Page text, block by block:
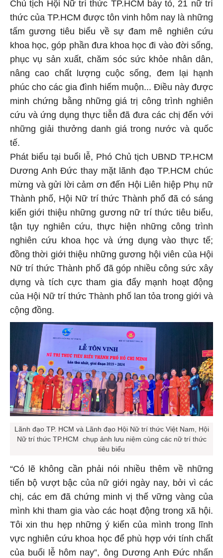
Chủ tịch Hội Nữ trí thức TP.HCM bày tỏ, 21 nữ trí
thức của TP.HCM được tôn vinh hôm nay là những
tấm gương tiêu biểu về sự đam mê nghiên cứu
khoa học, góp phần đưa khoa học đi vào đời sống,
phục vụ sản xuất, chăm sóc sức khỏe nhân dân,
nâng cao chất lượng cuộc sống, đem lại hạnh
phúc cho các gia đình hiếm muộn... Điều này được
minh chứng bằng những giá trị công trình nghiên
cứu và ứng dụng thực tiễn đã đưa các chị đến với
những giải thưởng danh giá trong nước và quốc
tế.
Phát biểu tại buổi lễ, Phó Chủ tịch UBND TP.HCM
Dương Anh Đức thay mặt lãnh đạo TP.HCM chúc
mừng và gửi lời cảm ơn đến Hội Liên hiệp Phụ nữ
Thành phố, Hội Nữ trí thức Thành phố đã có sáng
kiến giới thiệu những gương nữ trí thức tiêu biểu,
tận tụy nghiên cứu, thực hiện những công trình
nghiên cứu khoa học và ứng dụng vào thực tế;
đồng thời giới thiệu những gương hội viên của Hội
Nữ trí thức Thành phố đã góp nhiều công sức xây
dựng và tích cực tham gia đẩy mạnh hoạt động
của Hội Nữ trí thức Thành phố lan tỏa trong giới và
cộng đồng.
Lãnh đạo TP. HCM và Lãnh đạo Hội Nữ trí thức Việt Nam, Hội
Nữ trí thức TP.HCM chụp ảnh lưu niệm cùng các nữ trí thức
tiêu biểu
“Có lẽ không cần phải nói nhiều thêm về những
tiến bộ vượt bậc của nữ giới ngày nay, bởi vì các
chị, các em đã chứng minh vị thế vững vàng của
mình khi tham gia vào các hoạt động trong xã hội.
Tôi xin thu hẹp những ý kiến của mình trong lĩnh
vực nghiên cứu khoa học để phù hợp với tính chất
của buổi lễ hôm nay”, ông Dương Anh Đức nhấn